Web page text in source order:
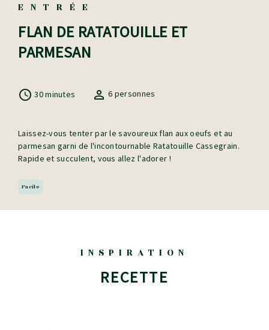
ENTRÉE
FLAN DE RATATOUILLE ET
PARMESAN
30 minutes 6 personnes
Laissez-vous tenter par le savoureux flan aux oeufs et au
parmesan garni de l'incontournable Ratatouille Cassegrain.
Rapide et succulent, vous allez l'adorer !
Facile
INSPIRATION
RECETTE